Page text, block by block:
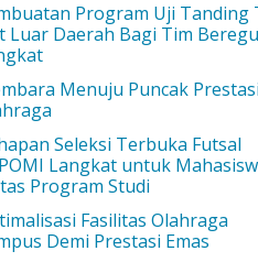
Program Uji Tanding
Luar Daerah Bagi Tim Beregu
Menuju Puncak Prestasi
Seleksi Terbuka Futsal
Langkat untuk
Program Studi
Fasilitas Olahraga
Demi Prestasi Emas